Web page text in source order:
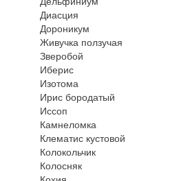
Диасция
Дороникум
Живучка ползучая
Зверобой
Иберис
Изотома
Ирис бородатый
Иссоп
Камнеломка
Клематис кустовой
Колокольчик
Колосняк